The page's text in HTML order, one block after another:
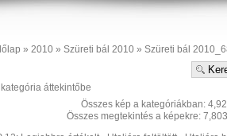
» 2010 » Szüreti bál 2010 » Szüreti bál
áttekintőbe
Összes kép a kategóriákban:
Összes megtekintés a képekre: